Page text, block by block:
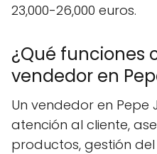
23,000-26,000 euros.
¿Qué funciones
vendedor en
Un vendedor en
atención al cliente,
productos, gestión